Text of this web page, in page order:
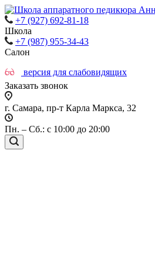
+7 (927) 692-81-18
Школа
+7 (987) 955-34-43
Салон
версия для слабовидящих
Заказать звонок
г. Самара, пр-т Карла Маркса, 32
Пн. – Сб.: с 10:00 до 20:00